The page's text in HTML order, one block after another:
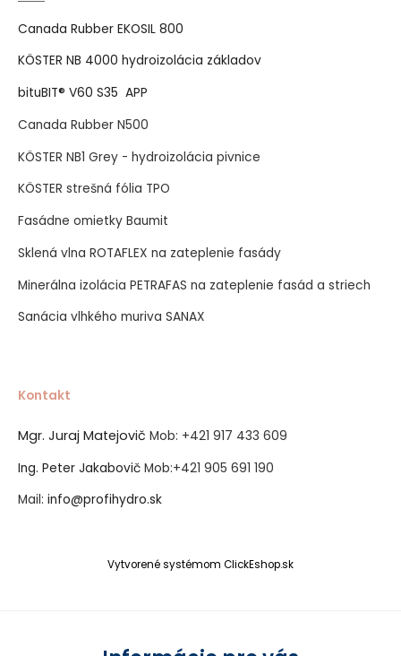
Canada Rubber EKOSIL 800
KÖSTER NB 4000 hydroizolácia základov
bituBIT® V60 S35 APP
Canada Rubber N500
KÖSTER NB1 Grey - hydroizolácia pivnice
KÖSTER strešná fólia TPO
Fasádne omietky Baumit
Sklená vlna ROTAFLEX na zateplenie fasády
Minerálna izolácia PETRAFAS na zateplenie fasád a striech
Sanácia vlhkého muriva SANAX
Kontakt
Mgr. Juraj Matejovič Mob: +421 917 433 609
Ing. Peter Jakabovič Mob:+421 905 691 190
Mail: info@profihydro.sk
Vytvorené systémom ClickEshop.sk